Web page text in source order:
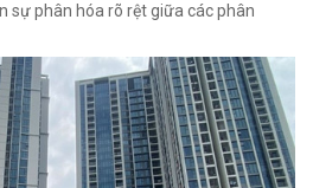
sự phân hóa rõ rệt giữa các phân